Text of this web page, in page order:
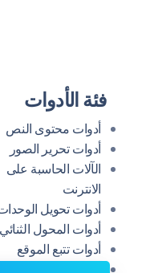
فئة الأدوات
أدوات محتوى النص
أدوات تحرير الصور
الآلات الحاسبة على
الانترنت
أدوات تحويل
أدوات المحول الثنائي
أدوات تتبع الموقع